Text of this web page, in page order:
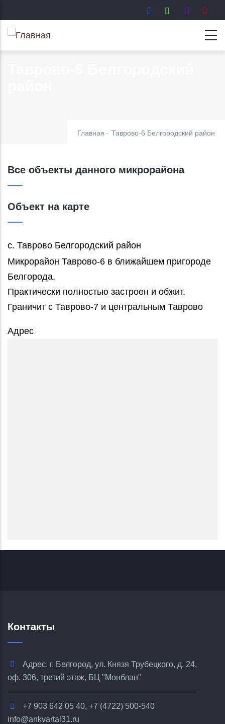
к
основному
содержанию
Главная - Таврово-6 Белгородский район
Все объекты данного микрорайона
Объект на карте
с. Таврово Белгородский район
Микрорайон Таврово-6 в ближайшем пригороде
Белгорода.
Практически полностью застроен и обжит.
Граничит с Таврово-7 и центральным Таврово
Адрес
Контакты
Адрес: г. Белгород, ул. Князя Трубецкого, д. 24,
оф. 306, третий этаж, БЦ "Монблан"
+7 903 642 05 40, +7 (4722) 500-540
info@ankvartal31.ru